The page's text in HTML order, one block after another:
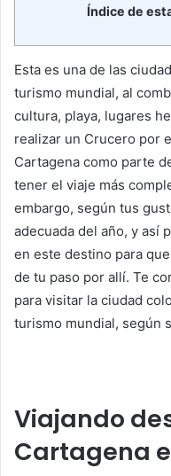
Índice de
Esta es una de las
turismo mundial, al
cultura, playa, lugares
realizar un Crucero por
Cartagena como parte
tener el viaje más
embargo, según tus
adecuada del año, y así
en este destino para
de tu paso por allí. Te
para visitar la ciudad
turismo mundial, según
Viajando
Cartagena